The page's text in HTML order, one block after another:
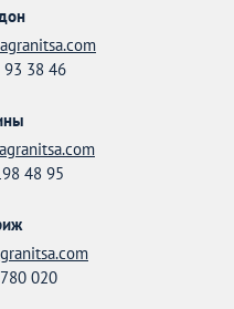
38 46
48 95
020